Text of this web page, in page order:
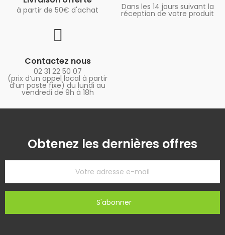
à partir de 50€ d'achat Dans les 14 jours suivant la
réception de votre produit
Contactez nous
02 31 22 50 07
(prix d’un appel local à partir
d’un poste fixe) du lundi au
vendredi de 9h à 18h
Obtenez les dernières offres
S'abonner